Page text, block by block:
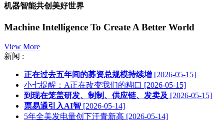
机器智能共创美好世界
Machine Intelligence To Create A Better World
View More
新闻 :
正在过去五年间的募资总规模持续增 [2026-05-15]
小七提醒：A正在改变我们的糊口 [2026-05-15]
到现在笼盖研发、制制、供应链、发卖及 [2026-05-15]
票易通引入AI智 [2026-05-14]
5年全美发电量创下汗青新高 [2026-05-14]